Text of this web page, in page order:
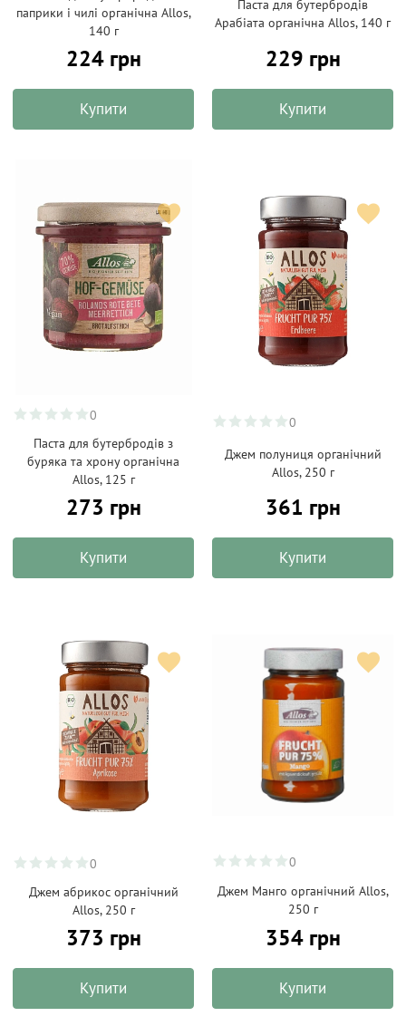
паприки і чилі органічна Allos,
140 г
224 грн
Купити
Паста для бутербродів
Арабіата органічна Allos, 140 г
229 грн
Купити
0
Паста для бутербродів з
буряка та хрону органічна
Allos, 125 г
273 грн
Купити
0
Джем полуниця органічний
Allos, 250 г
361 грн
Купити
0
Джем абрикос органічний
Allos, 250 г
373 грн
Купити
0
Джем Манго органічний Allos,
250 г
354 грн
Купити